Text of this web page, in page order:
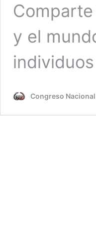
y el
Congreso